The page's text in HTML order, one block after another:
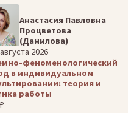
Анастасия Павловна
Процветова
(Данилова)
2026
феноменологический
в индивидуальном
теория и
работы